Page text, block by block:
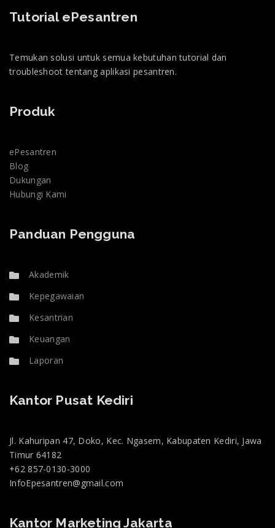
Tutorial ePesantren
Temukan solusi untuk semua kebutuhan tutorial dan
troubleshoot tentang aplikasi pesantren.
Produk
ePesantren
Blog
Dukungan
Hubungi Kami
Panduan Pengguna
Akademik
Kepegawaian
Kesantrian
Keuangan
Laporan
Kantor Pusat Kediri
Jl. Kahuripan 47, Doko, Kec. Ngasem, Kabupaten Kediri, Jawa
Timur 64182
+62 857-0130-3000
InfoEpesantren@gmail.com
Kantor Marketing Jakarta
Tim CS kami ada di sini untuk menjawab
Ticketing Support